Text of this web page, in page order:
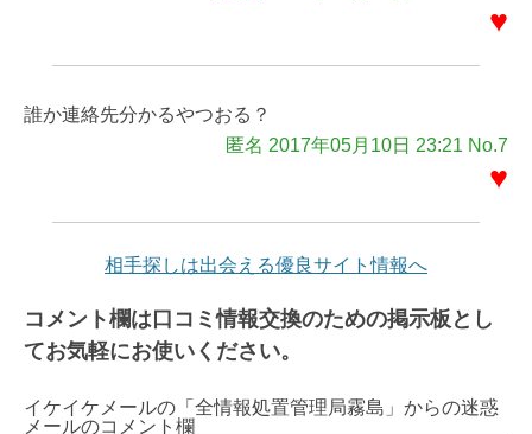
♥
誰か連絡先分かるやつおる？
匿名 2017年05月10日 23:21 No.7
♥
相手探しは出会える優良サイト情報へ
コメント欄は口コミ情報交換のための掲示板とし
てお気軽にお使いください。
イケイケメールの「全情報処置管理局霧島」からの迷惑
メールのコメント欄